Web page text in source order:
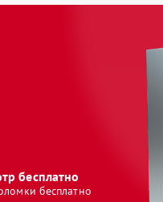
бесплатно
бесплатно